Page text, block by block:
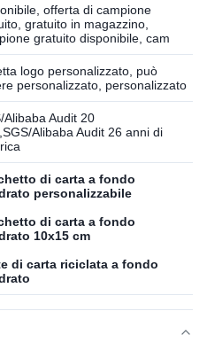
offerta di campione
gratuito in magazzino,
gratuito disponibile, cam
logo personalizzato, può
personalizzato, personalizzato
Alibaba Audit 20
Alibaba Audit 26 anni di
di carta a fondo
personalizzabile
di carta a fondo
10x15 cm
di carta riciclata a fondo